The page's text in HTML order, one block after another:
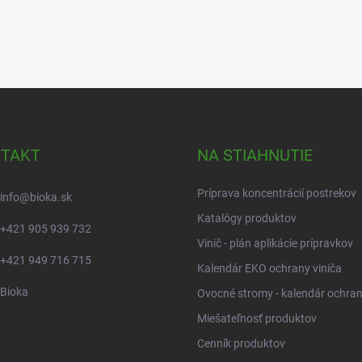
info@bioka.sk
+421 905 939 732
+421 949 716 715
Bioka
NA STIAHNUTIE
Príprava koncentrácií postrekov
Katalógy produktov
Vinič - plán aplikácie prípravkov
Kalendár EKO ochrany viniča
Ovocné stromy - kalendár
Miešateľnosť produktov
Cenník produktov